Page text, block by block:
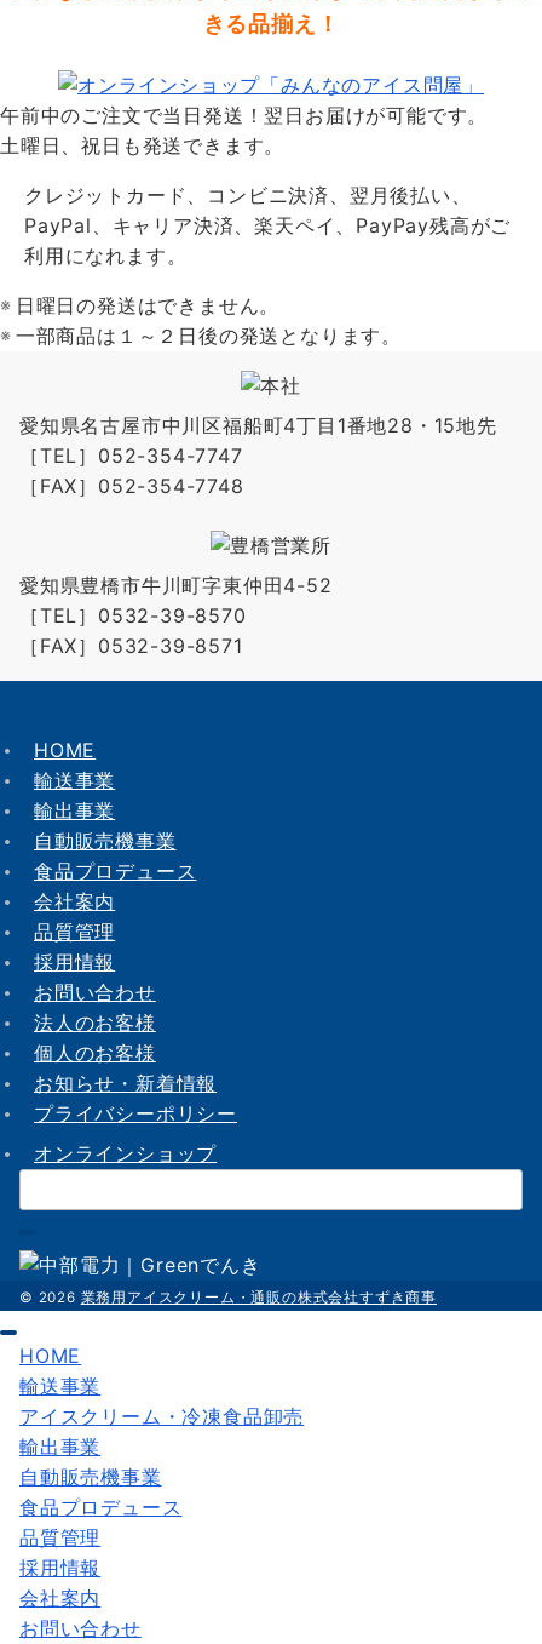
きる品揃え！
午前中のご注文で当日発送！翌日お届けが可能です。
土曜日、祝日も発送できます。
クレジットカード、コンビニ決済、翌月後払い、
PayPal、キャリア決済、楽天ペイ、PayPay残高がご
利用になれます。
日曜日の発送はできません。
一部商品は１～２日後の発送となります。
愛知県名古屋市中川区福船町4丁目1番地28・15地先
［TEL］052-354-7747
［FAX］052-354-7748
愛知県豊橋市牛川町字東仲田4-52
［TEL］0532-39-8570
［FAX］0532-39-8571
HOME
輸送事業
輸出事業
自動販売機事業
食品プロデュース
会社案内
品質管理
採用情報
お問い合わせ
法人のお客様
個人のお客様
お知らせ・新着情報
プライバシーポリシー
オンラインショップ
索：
© 2026 業務用アイスクリーム・通販の株式会社すずき商事
HOME
輸送事業
アイスクリーム・冷凍食品卸売
輸出事業
自動販売機事業
食品プロデュース
品質管理
採用情報
会社案内
お問い合わせ